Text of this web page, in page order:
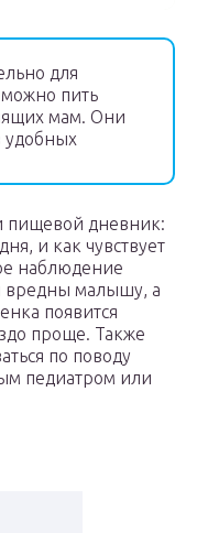
для
пить
мам. Они
удобных
пищевой дневник:
и как чувствует
наблюдение
вредны малышу, а
появится
проще. Также
по поводу
педиатром или